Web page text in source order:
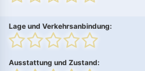
Lage und Verkehrsanbindung:
Ausstattung und Zustand: